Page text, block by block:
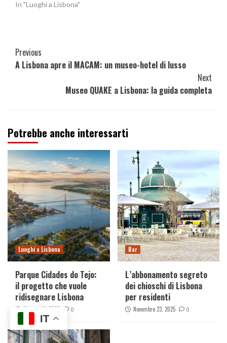
In "Luoghi a Lisbona"
Continue
Reading
Previous
A Lisbona apre il MACAM: un museo-hotel di lusso
Next
Museo QUAKE a Lisbona: la guida completa
Potrebbe anche interessarti
Luoghi a Lisbona
Parque Cidades do Tejo:
il progetto che vuole
ridisegnare Lisbona
Maggio 13, 2026 0
Bar
L’abbonamento segreto
dei chioschi di Lisbona
per residenti
Novembre 23, 2025 0
IT